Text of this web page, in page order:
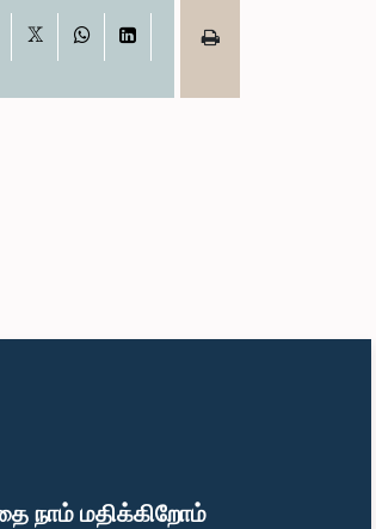
நாம் மதிக்கிறோம்
Facebook WhatsAppLinkedIn